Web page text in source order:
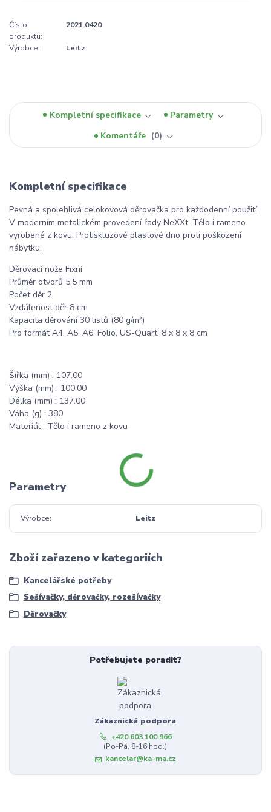
Číslo
produktu:
2021.0420
Výrobce: Leitz
Kompletní specifikace
Parametry
Komentáře
0
Kompletní specifikace
Pevná a spolehlivá celokovová děrovačka pro každodenní použití.
V moderním metalickém provedení řady NeXXt. Tělo i rameno
vyrobené z kovu. Protiskluzové plastové dno proti poškození
nábytku.
Děrovací nože Fixní
Průměr otvorů 5,5 mm
Počet děr 2
Vzdálenost děr 8 cm
Kapacita děrování 30 listů (80 g/m²)
Pro formát A4, A5, A6, Folio, US-Quart, 8 x 8 x 8 cm
Šířka (mm) : 107.00
Výška (mm) : 100.00
Délka (mm) : 137.00
Váha (g) : 380
Materiál : Tělo i rameno z kovu
Parametry
Výrobce Leitz
Zboží zařazeno v kategoriích
Kancelářské potřeby
Sešívačky, děrovačky, rozešívačky
Děrovačky
Potřebujete poradit?
Zákaznická podpora
+420 603 100 966
(Po-Pá, 8-16 hod.)
kancelar@ka-ma.cz